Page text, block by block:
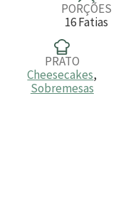
PORÇÕES
16Fatias
PRATO
Cheesecakes,
Sobremesas